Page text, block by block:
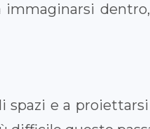
immaginarsi
spazi e a